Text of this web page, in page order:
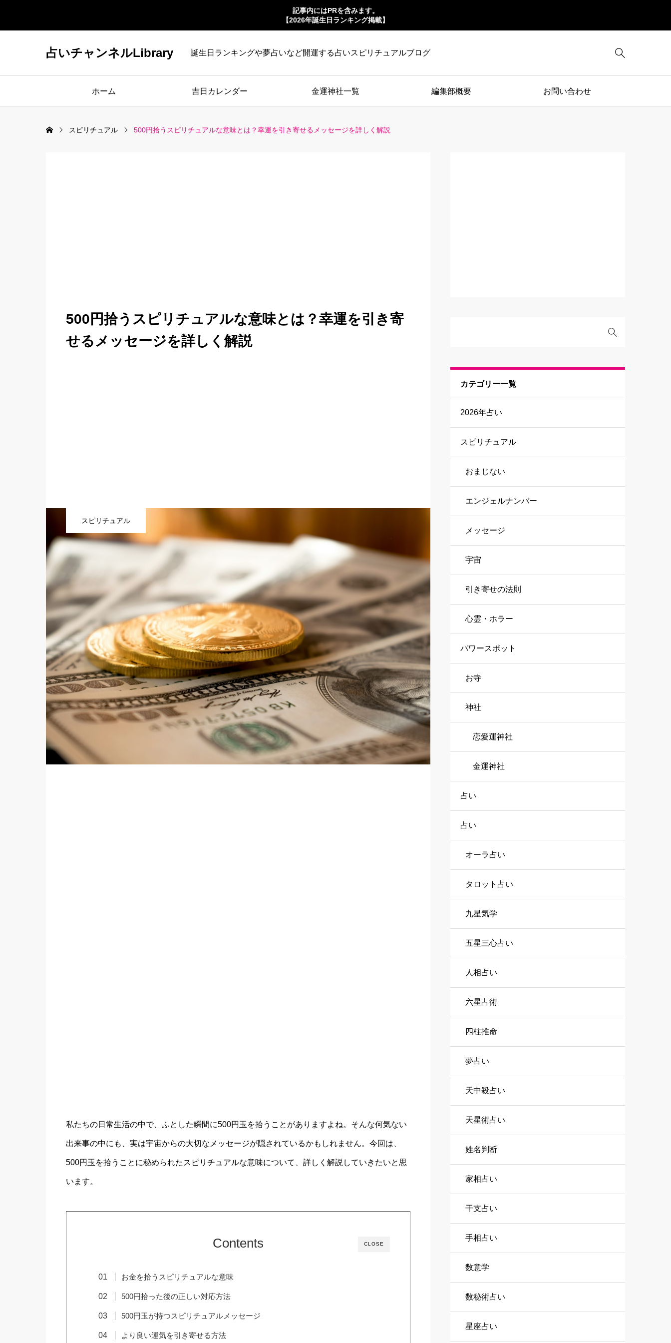
記事内にはPRを含みます。
【2026年誕生日ランキング掲載】
占いチャンネルLibrary 誕生日ランキングや夢占いなど開運する占いスピリチュアルブログ 
ホーム 吉日カレンダー 金運神社一覧 編集部概要 お問い合わせ
スピリチュアル 500円拾うスピリチュアルな意味とは？幸運を引き寄せるメッセージを詳しく解説
500円拾うスピリチュアルな意味とは？幸運を引き寄
せるメッセージを詳しく解説
スピリチュアル
私たちの日常生活の中で、ふとした瞬間に500円玉を拾うことがありますよね。そんな何気ない
出来事の中にも、実は宇宙からの大切なメッセージが隠されているかもしれません。今回は、
500円玉を拾うことに秘められたスピリチュアルな意味について、詳しく解説していきたいと思
います。
CLOSE
Contents
お金を拾うスピリチュアルな意味
500円拾った後の正しい対応方法
500円玉が持つスピリチュアルメッセージ
より良い運気を引き寄せる方法
カテゴリー一覧
2026年占い
スピリチュアル
おまじない
エンジェルナンバー
メッセージ
宇宙
引き寄せの法則
心霊・ホラー
パワースポット
お寺
神社
恋愛運神社
金運神社
占い
占い
オーラ占い
タロット占い
九星気学
五星三心占い
人相占い
六星占術
四柱推命
夢占い
天中殺占い
天星術占い
姓名判断
家相占い
干支占い
手相占い
数意学
数秘術占い
星座占い